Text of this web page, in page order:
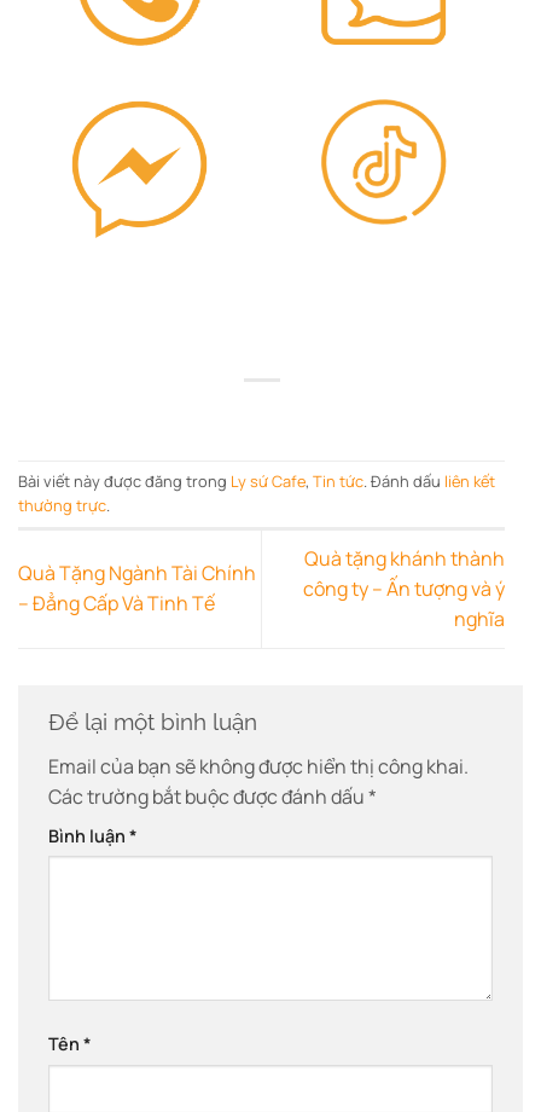
Bài viết này được đăng trong Ly sứ Cafe, Tin tức. Đánh dấu liên kết
thường trực.
Quà Tặng Ngành Tài Chính
– Đẳng Cấp Và Tinh Tế
Quà tặng khánh thành
công ty – Ấn tượng và ý
nghĩa
Để lại một bình luận
Email của bạn sẽ không được hiển thị công khai.
Các trường bắt buộc được đánh dấu*
Bình luận *
Tên *